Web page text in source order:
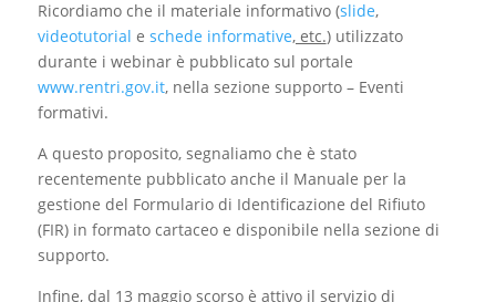
Ricordiamo che il materiale informativo (slide,
videotutorial e schede informative, etc.) utilizzato
durante i webinar è pubblicato sul portale
www.rentri.gov.it, nella sezione supporto – Eventi
formativi.
A questo proposito, segnaliamo che è stato
recentemente pubblicato anche il Manuale per la
gestione del Formulario di Identificazione del Rifiuto
(FIR) in formato cartaceo e disponibile nella sezione di
supporto.
Infine, dal 13 maggio scorso è attivo il servizio di